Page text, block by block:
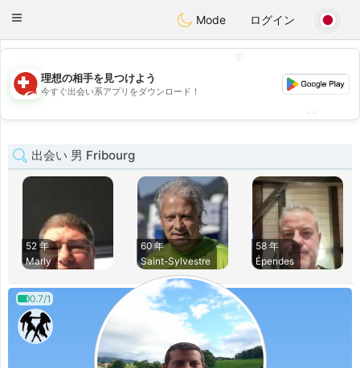
Suissi
Toggle
Mode ログイン
💖
💕
理想の相手を見つけよう
今すぐ出会い系アプリをダウンロード！
出会い 男 Fribourg
52 年
Marly
60 年
Saint-Sylvestre
58 年
Épendes
0.7/1